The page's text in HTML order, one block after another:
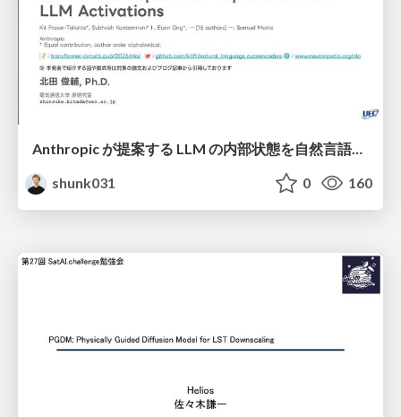
Anthropic が提案する LLM の内部状態を自然言語で説明可能にした Natural Language Autoencoders / Natural Language Autoencoders Produce Unsupervised Explanations of LLM Activations
shunk031
0 160